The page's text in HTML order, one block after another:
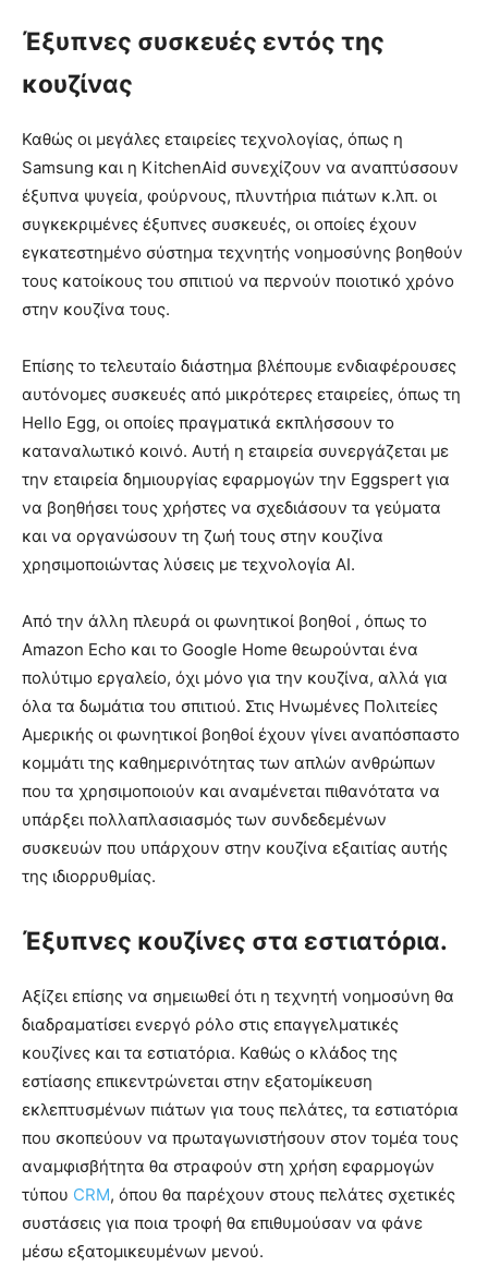
Έξυπνες συσκευές εντός της
κουζίνας
Καθώς οι μεγάλες εταιρείες τεχνολογίας, όπως η
Samsung και η KitchenAid συνεχίζουν να αναπτύσσουν
έξυπνα ψυγεία, φούρνους, πλυντήρια πιάτων κ.λπ. οι
συγκεκριμένες έξυπνες συσκευές, οι οποίες έχουν
εγκατεστημένο σύστημα τεχνητής νοημοσύνης βοηθούν
τους κατοίκους του σπιτιού να περνούν ποιοτικό χρόνο
στην κουζίνα τους.
Επίσης το τελευταίο διάστημα βλέπουμε ενδιαφέρουσες
αυτόνομες συσκευές από μικρότερες εταιρείες, όπως τη
Hello Egg, οι οποίες πραγματικά εκπλήσσουν το
καταναλωτικό κοινό. Αυτή η εταιρεία συνεργάζεται με
την εταιρεία δημιουργίας εφαρμογών την Eggspert για
να βοηθήσει τους χρήστες να σχεδιάσουν τα γεύματα
και να οργανώσουν τη ζωή τους στην κουζίνα
χρησιμοποιώντας λύσεις με τεχνολογία AI.
Από την άλλη πλευρά οι φωνητικοί βοηθοί , όπως το
Amazon Echo και το Google Home θεωρούνται ένα
πολύτιμο εργαλείο, όχι μόνο για την κουζίνα, αλλά για
όλα τα δωμάτια του σπιτιού. Στις Ηνωμένες Πολιτείες
Αμερικής οι φωνητικοί βοηθοί έχουν γίνει αναπόσπαστο
κομμάτι της καθημερινότητας των απλών ανθρώπων
που τα χρησιμοποιούν και αναμένεται πιθανότατα να
υπάρξει πολλαπλασιασμός των συνδεδεμένων
συσκευών που υπάρχουν στην κουζίνα εξαιτίας αυτής
της ιδιορρυθμίας.
Έξυπνες κουζίνες στα εστιατόρια.
Αξίζει επίσης να σημειωθεί ότι η τεχνητή νοημοσύνη θα
διαδραματίσει ενεργό ρόλο στις επαγγελματικές
κουζίνες και τα εστιατόρια. Καθώς ο κλάδος της
εστίασης επικεντρώνεται στην εξατομίκευση
εκλεπτυσμένων πιάτων για τους πελάτες, τα εστιατόρια
που σκοπεύουν να πρωταγωνιστήσουν στον τομέα τους
αναμφισβήτητα θα στραφούν στη χρήση εφαρμογών
τύπου CRM, όπου θα παρέχουν στους πελάτες σχετικές
συστάσεις για ποια τροφή θα επιθυμούσαν να φάνε
μέσω εξατομικευμένων μενού.